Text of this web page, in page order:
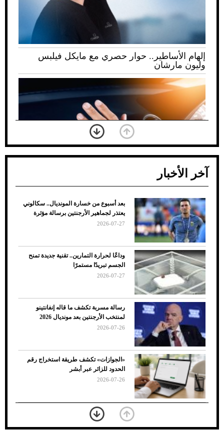
إلهام الأساطير.. حوار حصري مع مايكل فيلبس
وليون مارشان
ضعف تبريد مكيف السيارة عند الوقوف.. أشهر
الأسباب والحلول
7 نصائح لاختيار لون البنطلون المناسب للقميص
الأسود
آخر الأخبار
بعد أسبوع من خسارة المونديال.. سكالوني
يعتذر لجماهير الأرجنتين برسالة مؤثرة
2026-07-27
وداعًا لحرارة التمارين.. تقنية جديدة تمنح
الجسم تبريدًا مستمرًا
2026-07-27
رسالة مسربة تكشف ما قاله إنفانتينو
لمنتخب الأرجنتين بعد مونديال 2026
2026-07-26
«الجوازات» تكشف طريقة استخراج رقم
الحدود للزائر عبر أبشر
2026-07-26
بعد 7 أشهر من تعرضه لحادث مروع.. جوشوا
يفوز على برينغا بـ"الضربة القاضية" (فيديو)